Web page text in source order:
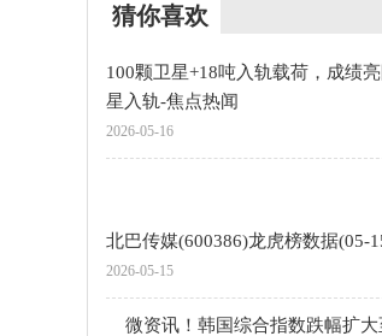
猜你喜欢
100颗卫星+18吨入轨载荷，成绩
星入轨-焦点热闻
2026-05-16
北巴传媒(600386)龙虎榜数据(05-
2026-05-15
微资讯！韩国综合指数跌幅扩